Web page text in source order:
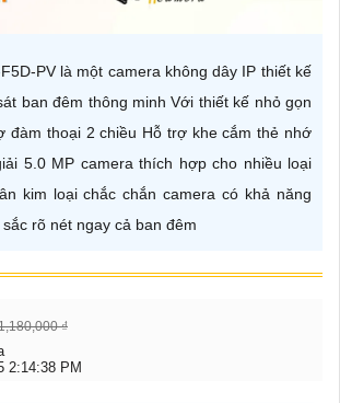
PV là một camera không dây IP thiết kế
ban đêm thông minh Với thiết kế nhỏ gọn
đàm thoại 2 chiều Hỗ trợ khe cắm thẻ nhớ
5.0 MP camera thích hợp cho nhiều loại
kim loại chắc chắn camera có khả năng
rõ nét ngay cả ban đêm
₫
2:14:38 PM